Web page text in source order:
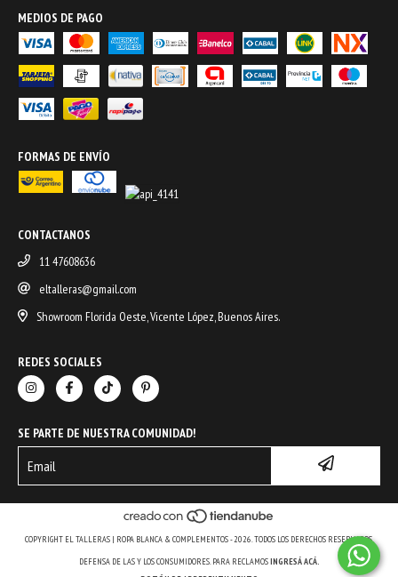
MEDIOS DE PAGO
FORMAS DE ENVÍO
CONTACTANOS
11 47608636
eltalleras@gmail.com
Showroom Florida Oeste, Vicente López, Buenos Aires.
REDES SOCIALES
SE PARTE DE NUESTRA COMUNIDAD!
COPYRIGHT EL TALLERAS | ROPA BLANCA & COMPLEMENTOS - 2026. TODOS LOS DERECHOS RESERVADOS.
DEFENSA DE LAS Y LOS CONSUMIDORES. PARA RECLAMOSINGRESÁ ACÁ.